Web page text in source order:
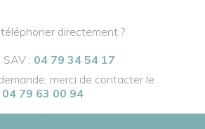
directement ?
: 04 79 34 54 17
merci de contacter le
04 79 63 00 94